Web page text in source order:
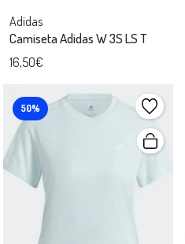
Adidas
Camiseta Adidas W 3S LS T
16,50€
50%